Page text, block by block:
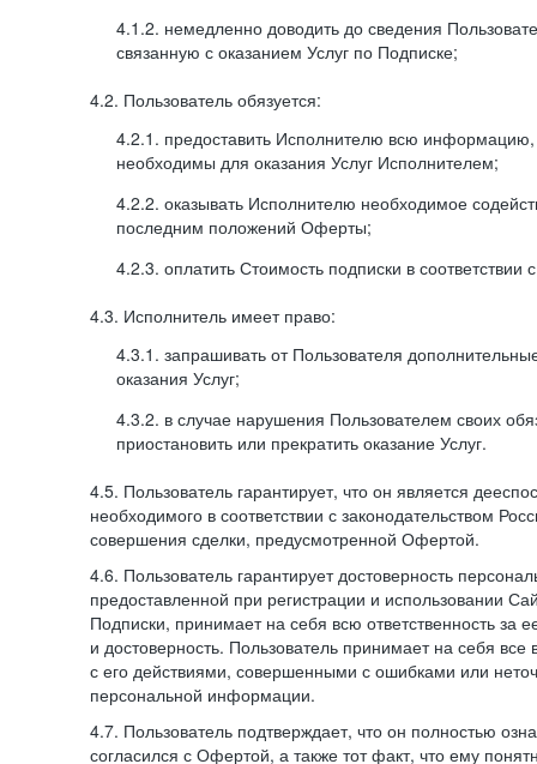
4.1.2. немедленно доводить до сведения
связанную с оказанием Услуг по Подписке;
4.2. Пользователь обязуется:
4.2.1. предоставить Исполнителю всю
необходимы для оказания Услуг Исполнителем;
4.2.2. оказывать Исполнителю необходимое
последним положений Оферты;
4.2.3. оплатить Стоимость подписки в
4.3. Исполнитель имеет право:
4.3.1. запрашивать от Пользователя
оказания Услуг;
4.3.2. в случае нарушения Пользователем своих
приостановить или прекратить оказание Услуг.
4.5. Пользователь гарантирует, что он является
необходимого в соответствии с законодательством
совершения сделки, предусмотренной Офертой.
4.6. Пользователь гарантирует достоверность
предоставленной при регистрации и использовании
Подписки, принимает на себя всю ответственность за
и достоверность. Пользователь принимает на себя
с его действиями, совершенными с ошибками или
персональной информации.
4.7. Пользователь подтверждает, что он полностью
согласился с Офертой, а также тот факт, что ему